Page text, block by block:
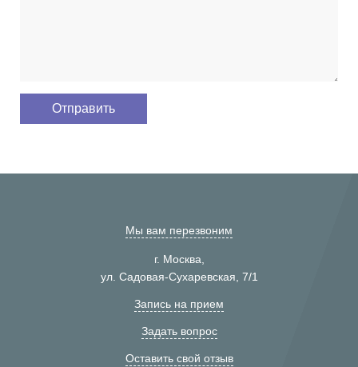
Мы вам перезвоним
г. Москва,
ул. Садовая-Сухаревская, 7/1
Запись на прием
Задать вопрос
Оставить свой отзыв